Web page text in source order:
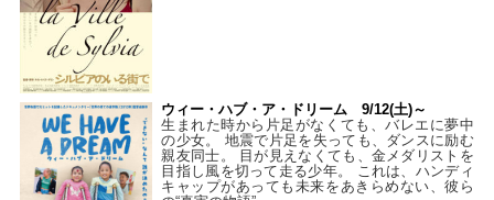
ウィー・ハブ・ア・ドリーム 9/12(土)～
生まれた時から片足がなくても、バレエに夢中
の少女。 地震で片足を失っても、ダンスに励む
親友同士。 目が見えなくても、金メダリストを
目指し風を切って走る少年。 これは、ハンディ
キャップがあっても未来をあきらめない、彼ら